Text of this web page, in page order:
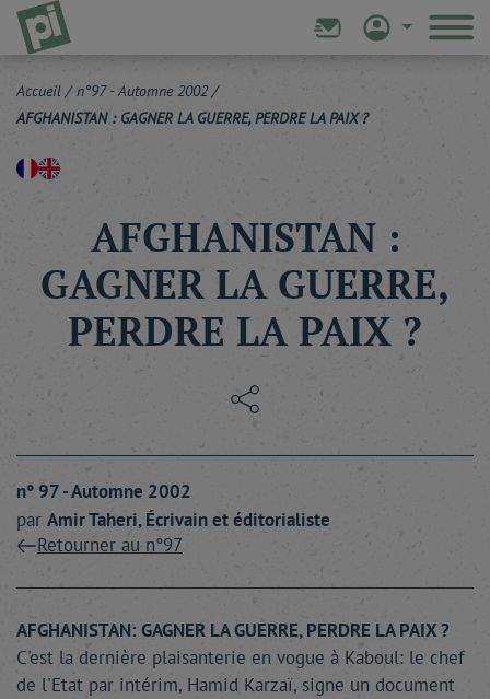
Accueil / n°97 - Automne 2002 /
AFGHANISTAN : GAGNER LA GUERRE, PERDRE LA PAIX ?
AFGHANISTAN :
GAGNER LA GUERRE,
PERDRE LA PAIX ?
n° 97 - Automne 2002
par AmirTaheri, Écrivain et éditorialiste
Retourner au n°97
AFGHANISTAN: GAGNER LA GUERRE, PERDRE LA PAIX ?
C'est la dernière plaisanterie en vogue à Kaboul: le chef
de l'Etat par intérim, Hamid Karzaï, signe un document